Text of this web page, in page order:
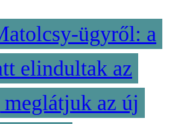
ügyről: a
elindultak az
az új